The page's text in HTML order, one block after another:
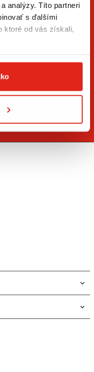
analýzy. Títo partneri
s ďalšími
ktoré od vás získali,
buďte prvý, kto má
údajov